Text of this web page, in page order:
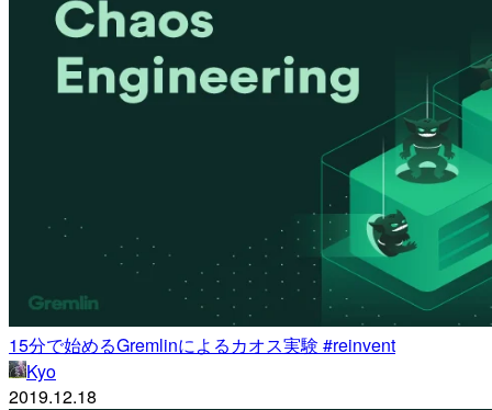
15分で始めるGremlinによるカオス実験 #reinvent
Kyo
2019.12.18